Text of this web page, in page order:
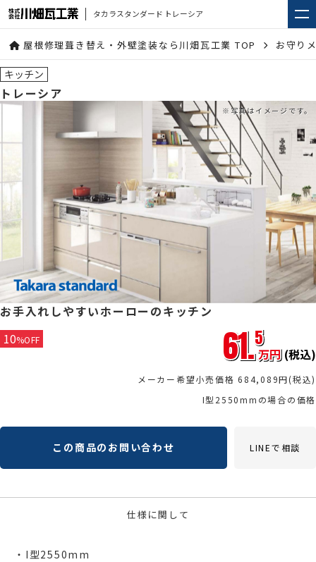
タカラスタンダード トレーシア
屋根修理葺き替え・外壁塗装なら川畑瓦工業 TOP お守り
キッチン
トレーシア
お手入れしやすいホーローのキッチン
10%OFF 61.5
万円 (税込)
メーカー希望小売価格 684,089円(税込)
I型2550mmの場合の価格
この商品のお問い合わせ LINEで相談
仕様に関して
・I型2550mm